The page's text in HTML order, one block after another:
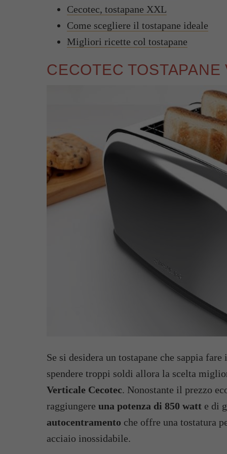
Cecotec, tostapane XXL
Come scegliere il tostapane ideale
Migliori ricette col tostapane
CECOTEC TOSTAPANE
Se si desidera un tostapane che sappia
spendere troppi soldi allora la scelta
Verticale Cecotec. Nonostante il prezzo
raggiungere una potenza di 850 watt e di
autocentramento che offre una tostatura
acciaio inossidabile.